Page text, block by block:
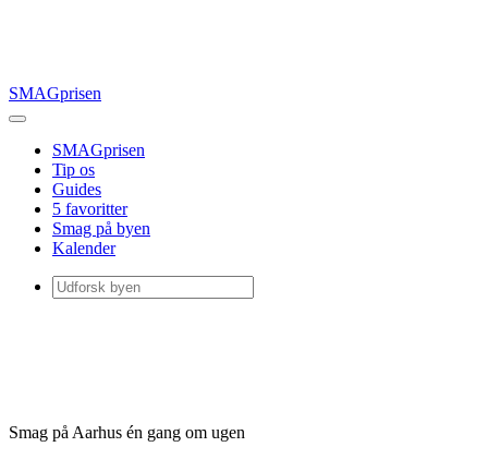
SMAGprisen
SMAGprisen
Tip os
Guides
5 favoritter
Smag på byen
Kalender
Smag på Aarhus én gang om ugen